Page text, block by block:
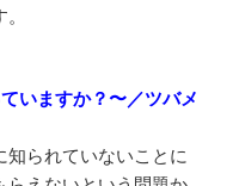
いますか？〜／ツバメ
られていないことに